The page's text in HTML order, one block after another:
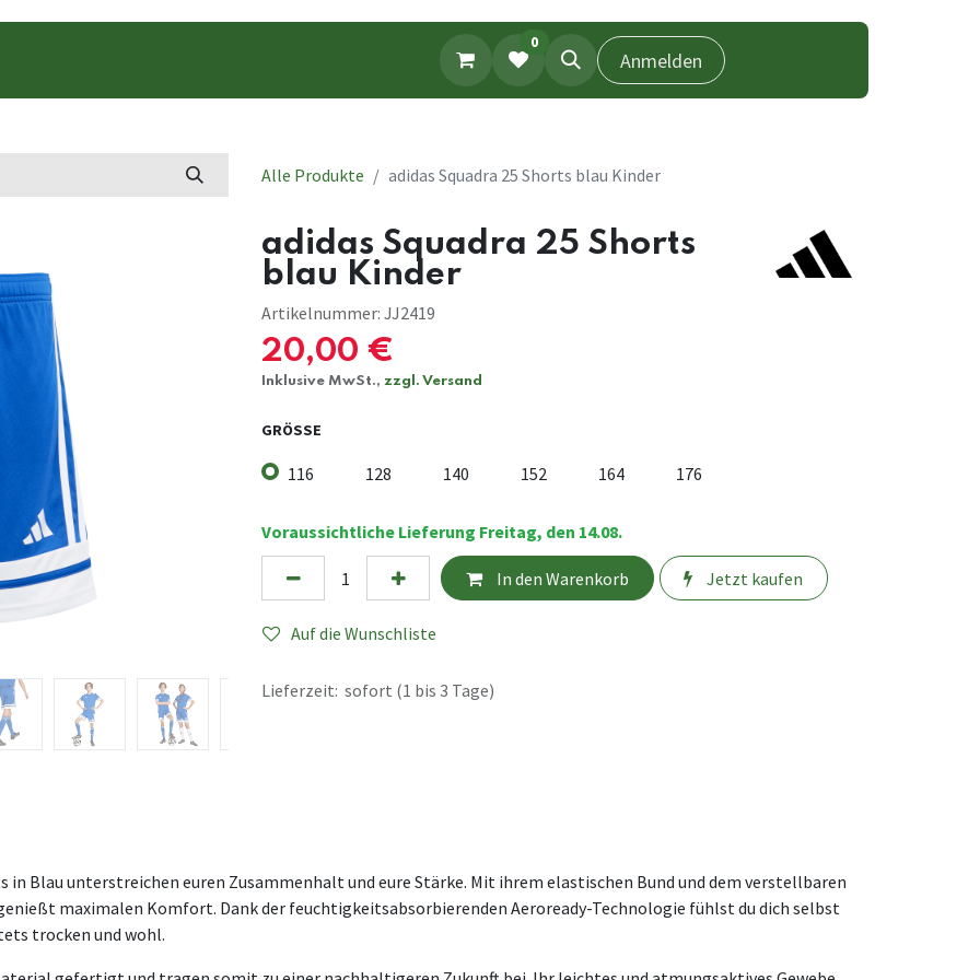
0
Anmelden
Alle Produkte adidas Squadra 25 Shorts blau Kinder
adidas Squadra 25 Shorts
blau Kinder
Artikelnummer: JJ2419
20,00 €
Inklusive MwSt., zzgl. Versand
GRÖSSE
116 128 140 152 164 176
Voraussichtliche Lieferung Freitag, den 14.08.
In den Warenkorb Jetzt kaufen
Auf die Wunschliste
Lieferzeit: sofort (1 bis 3 Tage)
in Blau unterstreichen euren Zusammenhalt und eure Stärke. Mit ihrem elastischen Bund und dem verstellbaren
maximalen Komfort. Dank der feuchtigkeitsabsorbierenden Aeroready-Technologie fühlst du dich selbst
trocken und wohl.